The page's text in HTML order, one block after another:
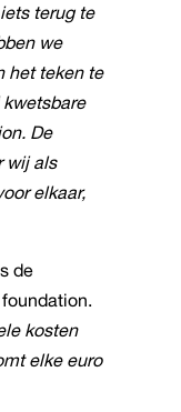
terug te
we
het teken te
De
wij als
elkaar,
de
kosten
elke euro